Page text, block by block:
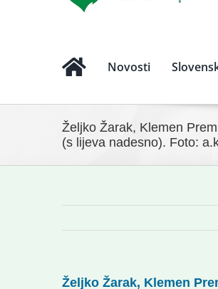
Novosti
Željko Žarak, Klemen
(s lijeva nadesno). Foto:
Željko Žarak, Klemen